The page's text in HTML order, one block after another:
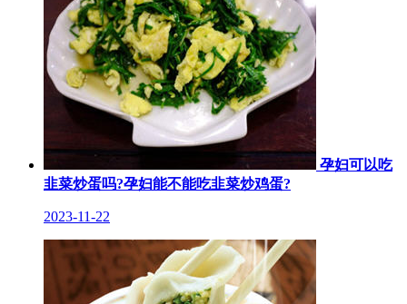
孕妇可以吃
韭菜炒蛋吗?孕妇能不能吃韭菜炒鸡蛋?
2023-11-22